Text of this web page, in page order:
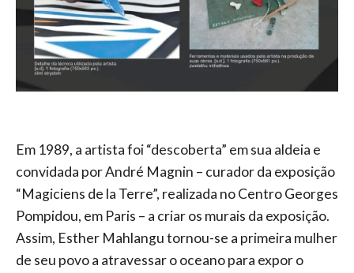
Em 1989, a artista foi “descoberta” em sua aldeia e
convidada por André Magnin – curador da exposição
“Magiciens de la Terre”, realizada no Centro Georges
Pompidou, em Paris – a criar os murais da exposição.
Assim, Esther Mahlangu tornou-se a primeira mulher
de seu povo a atravessar o oceano para expor o